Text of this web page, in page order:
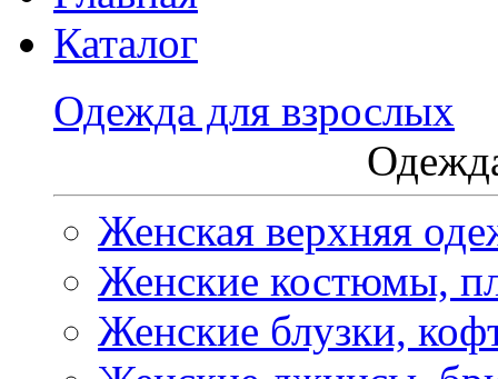
Каталог
Одежда для взрослых
Женская верхняя
Женские костюмы,
Женские блузки,